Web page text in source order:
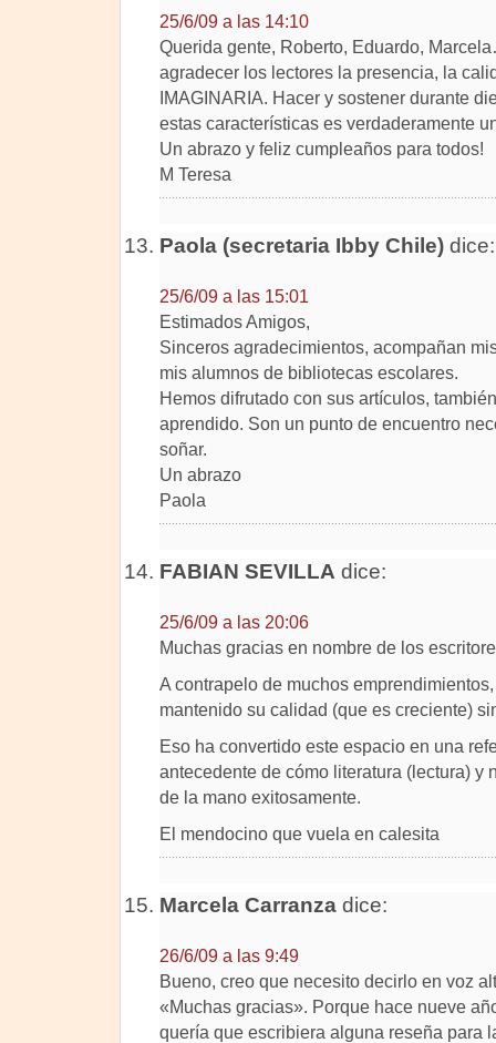
25/6/09 a las 14:10
Querida gente, Roberto, Eduardo,
agradecer los lectores la presencia, la
IMAGINARIA. Hacer y sostener durante
estas características es verdaderamente
Un abrazo y feliz cumpleaños para todos!
M Teresa
Paola (secretaria Ibby Chile)dice:
25/6/09 a las 15:01
Estimados Amigos,
Sinceros agradecimientos, acompañan
mis alumnos de bibliotecas escolares.
Hemos difrutado con sus artículos,
aprendido. Son un punto de encuentro
soñar.
Un abrazo
Paola
FABIAN SEVILLA dice:
25/6/09 a las 20:06
Muchas gracias en nombre de los
A contrapelo de muchos
mantenido su calidad (que es creciente)
Eso ha convertido este espacio en una
antecedente de cómo literatura (lectura) y
de la mano exitosamente.
El mendocino que vuela en calesita
Marcela Carranzadice:
26/6/09 a las 9:49
Bueno, creo que necesito decirlo en voz
«Muchas gracias». Porque hace nueve
quería que escribiera alguna reseña para